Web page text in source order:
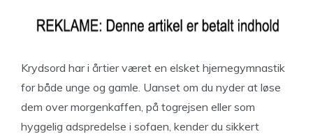
Krydsord har i årtier været en elsket hjernegymnastik
for både unge og gamle. Uanset om du nyder at løse
dem over morgenkaffen, på togrejsen eller som
hyggelig adspredelse i sofaen, kender du sikkert